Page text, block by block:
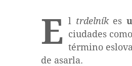
E l trdelníkes
ciudades
término
de asarla.